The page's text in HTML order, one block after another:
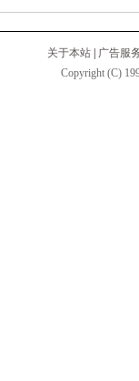
关于本站 | 广告服
Copyright (C)